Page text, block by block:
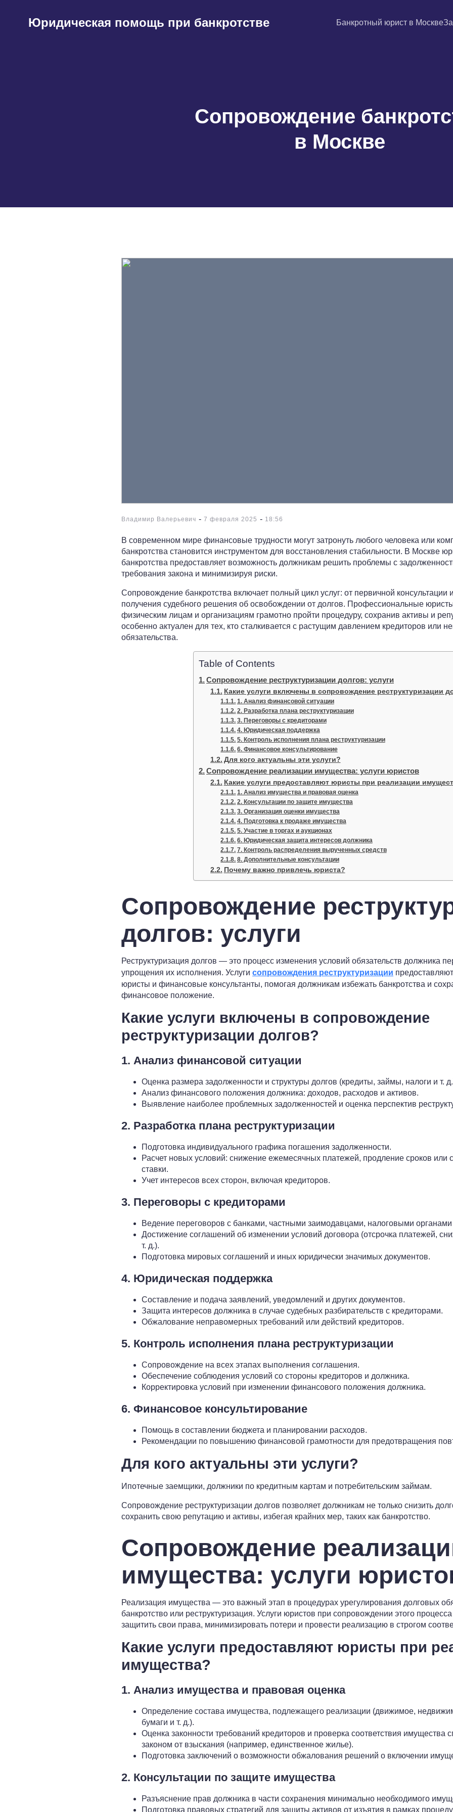
содержимомуЮридическая помощь при банкротстве Банкротный юрист в Москве
Сопровождение
в Москве
Владимир Валерьевич - 7 февраля 2025 - 18:56
В современном мире финансовые трудности могут затронуть любого человека или
банкротства становится инструментом для восстановления стабильности. В Москве
банкротства предоставляет возможность должникам решить проблемы с
требования закона и минимизируя риски.
Сопровождение банкротства включает полный цикл услуг: от первичной консультации
получения судебного решения об освобождении от долгов. Профессиональные
физическим лицам и организациям грамотно пройти процедуру, сохранив активы и
особенно актуален для тех, кто сталкивается с растущим давлением кредиторов или
обязательства.
Table of Contents
Сопровождение реструктуризации долгов: услуги
Какие услуги включены в сопровождение реструктуризации
1. Анализ финансовой ситуации
2. Разработка плана реструктуризации
3. Переговоры с кредиторами
4. Юридическая поддержка
5. Контроль исполнения плана реструктуризации
6. Финансовое консультирование
Для кого актуальны эти услуги?
Сопровождение реализации имущества: услуги юристов
Какие услуги предоставляют юристы при реализации
1. Анализ имущества и правовая оценка
2. Консультации по защите имущества
3. Организация оценки имущества
4. Подготовка к продаже имущества
5. Участие в торгах и аукционах
6. Юридическая защита интересов должника
7. Контроль распределения вырученных средств
8. Дополнительные консультации
Почему важно привлечь юриста?
Сопровождение
долгов: услуги
Реструктуризация долгов — это процесс изменения условий обязательств должника
упрощения их исполнения. Услуги сопровождения реструктуризации
юристы и финансовые консультанты, помогая должникам избежать банкротства и
финансовое положение.
Какие услуги включены в сопровождение
реструктуризации долгов?
1. Анализ финансовой ситуации
Оценка размера задолженности и структуры долгов (кредиты, займы, налоги и т.
Анализ финансового положения должника: доходов, расходов и активов.
Выявление наиболее проблемных задолженностей и оценка перспектив
2. Разработка плана реструктуризации
Подготовка индивидуального графика погашения задолженности.
Расчет новых условий: снижение ежемесячных платежей, продление сроков или
ставки.
Учет интересов всех сторон, включая кредиторов.
3. Переговоры с кредиторами
Ведение переговоров с банками, частными заимодавцами, налоговыми
Достижение соглашений об изменении условий договора (отсрочка платежей,
т. д.).
Подготовка мировых соглашений и иных юридически значимых документов.
4. Юридическая поддержка
Составление и подача заявлений, уведомлений и других документов.
Защита интересов должника в случае судебных разбирательств с кредиторами.
Обжалование неправомерных требований или действий кредиторов.
5. Контроль исполнения плана реструктуризации
Сопровождение на всех этапах выполнения соглашения.
Обеспечение соблюдения условий со стороны кредиторов и должника.
Корректировка условий при изменении финансового положения должника.
6. Финансовое консультирование
Помощь в составлении бюджета и планировании расходов.
Рекомендации по повышению финансовой грамотности для предотвращения
Для кого актуальны эти услуги?
Ипотечные заемщики, должники по кредитным картам и потребительским займам.
Сопровождение реструктуризации долгов позволяет должникам не только снизить
сохранить свою репутацию и активы, избегая крайних мер, таких как банкротство.
Сопровождение
имущества: услуги
Реализация имущества — это важный этап в процедурах урегулирования долговых
банкротство или реструктуризация. Услуги юристов при сопровождении этого
защитить свои права, минимизировать потери и провести реализацию в строгом
Какие услуги предоставляют юристы при
имущества?
1. Анализ имущества и правовая оценка
Определение состава имущества, подлежащего реализации (движимое,
бумаги и т. д.).
Оценка законности требований кредиторов и проверка соответствия имущества
законом от взыскания (например, единственное жилье).
Подготовка заключений о возможности обжалования решений о включении
2. Консультации по защите имущества
Разъяснение прав должника в части сохранения минимально необходимого
Подготовка правовых стратегий для защиты активов от изъятия в рамках